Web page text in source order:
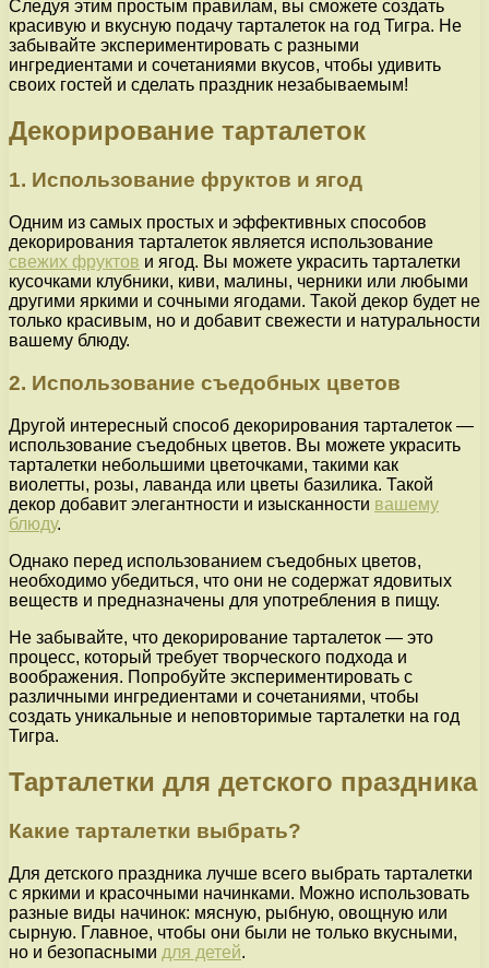
Следуя этим простым правилам, вы сможете создать
красивую и вкусную подачу тарталеток на год Тигра. Не
забывайте экспериментировать с разными
ингредиентами и сочетаниями вкусов, чтобы удивить
своих гостей и сделать праздник незабываемым!
Декорирование тарталеток
1. Использование фруктов и ягод
Одним из самых простых и эффективных способов
декорирования тарталеток является использование
свежих фруктов и ягод. Вы можете украсить тарталетки
кусочками клубники, киви, малины, черники или любыми
другими яркими и сочными ягодами. Такой декор будет не
только красивым, но и добавит свежести и натуральности
вашему блюду.
2. Использование съедобных цветов
Другой интересный способ декорирования тарталеток —
использование съедобных цветов. Вы можете украсить
тарталетки небольшими цветочками, такими как
виолетты, розы, лаванда или цветы базилика. Такой
декор добавит элегантности и изысканности вашему
блюду.
Однако перед использованием съедобных цветов,
необходимо убедиться, что они не содержат ядовитых
веществ и предназначены для употребления в пищу.
Не забывайте, что декорирование тарталеток — это
процесс, который требует творческого подхода и
воображения. Попробуйте экспериментировать с
различными ингредиентами и сочетаниями, чтобы
создать уникальные и неповторимые тарталетки на год
Тигра.
Тарталетки для детского праздника
Какие тарталетки выбрать?
Для детского праздника лучше всего выбрать тарталетки
с яркими и красочными начинками. Можно использовать
разные виды начинок: мясную, рыбную, овощную или
сырную. Главное, чтобы они были не только вкусными,
но и безопасными для детей.